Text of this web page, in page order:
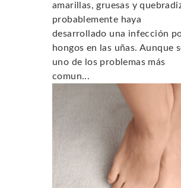
amarillas, gruesas y
probablemente haya
desarrollado una infección
hongos en las uñas. Aunque
uno de los problemas más
comun...